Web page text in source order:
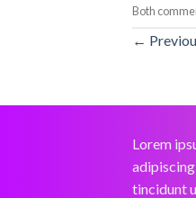
Both
←
Lorem
tincidunt